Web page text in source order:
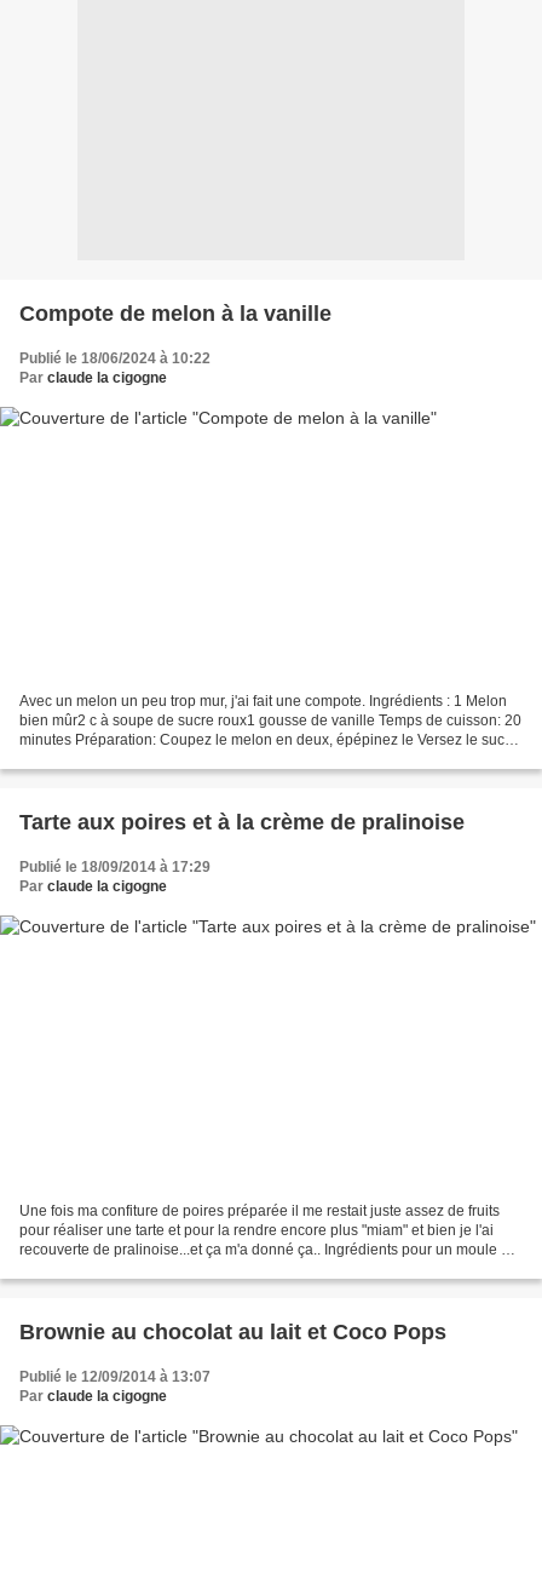
Compote de melon à la vanille
Publié le 18/06/2024 à 10:22
Par claude la cigogne
Avec un melon un peu trop mur, j'ai fait une compote. Ingrédients : 1 Melon
bien mûr2 c à soupe de sucre roux1 gousse de vanille Temps de cuisson: 20
minutes Préparation: Coupez le melon en deux, épépinez le Versez le sucre
Tarte aux poires et à la crème de pralinoise
Publié le 18/09/2014 à 17:29
Par claude la cigogne
Une fois ma confiture de poires préparée il me restait juste assez de fruits
pour réaliser une tarte et pour la rendre encore plus "miam" et bien je l'ai
recouverte de pralinoise...et ça m'a donné ça.. Ingrédients pour un moule de
Brownie au chocolat au lait et Coco Pops
Publié le 12/09/2014 à 13:07
Par claude la cigogne